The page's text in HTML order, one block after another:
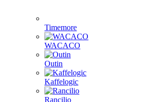
Timemore
WACACO
Outin
Kaffelogic
Rancilio